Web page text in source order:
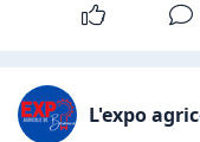
L'expo